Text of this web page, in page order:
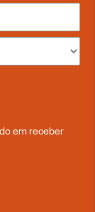
em receber